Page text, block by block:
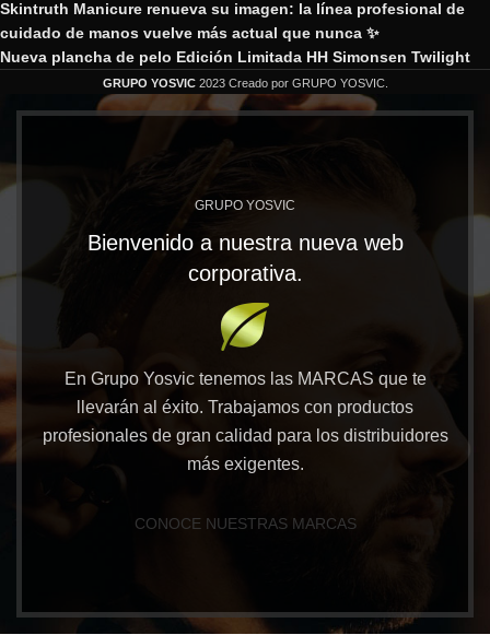
Skintruth Manicure renueva su imagen: la línea profesional de
cuidado de manos vuelve más actual que nunca ✨
Nueva plancha de pelo Edición Limitada HH Simonsen Twilight
GRUPO YOSVIC 2023 Creado por GRUPO YOSVIC.
GRUPO YOSVIC
Bienvenido a nuestra nueva web
corporativa.
En Grupo Yosvic tenemos las MARCAS que te
llevarán al éxito. Trabajamos con productos
profesionales de gran calidad para los distribuidores
más exigentes.
CONOCE NUESTRAS MARCAS